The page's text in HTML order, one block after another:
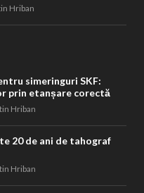
Hriban
simeringuri SKF:
prin etanșare corectă
Hriban
20 de ani de tahograf
Hriban